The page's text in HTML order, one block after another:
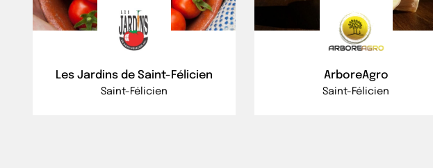
Les Jardins de Saint-Félicien
Saint-Félicien
ArboreAgro
Saint-Félicien